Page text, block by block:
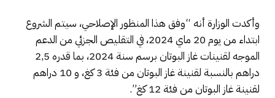
وأكدت الوزارة أنه “وفق هذا المنظور الإصلاحي، سيتم الشروع
ابتداء من يوم 20 ماي 2024، في التقليص الجزئي من الدعم
الموجه لقنينات غاز البوتان برسم سنة 2024، بما قدره 2,5
دراهم بالنسبة لقنينة غاز البوتان من فئة 3 كغ، و 10 دراهم
لقنينة غاز البوتان من فئة 12 كغ”.